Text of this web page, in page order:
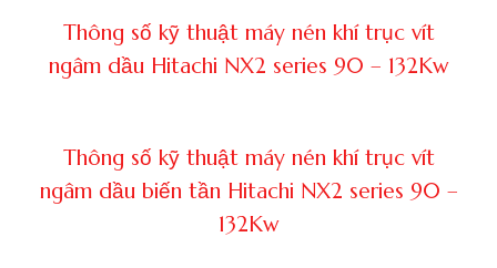
Thông số kỹ thuật máy nén khí trục vít
ngâm dầu Hitachi NX2 series 90 – 132Kw
Thông số kỹ thuật máy nén khí trục vít
ngâm dầu biến tần Hitachi NX2 series 90 –
132Kw